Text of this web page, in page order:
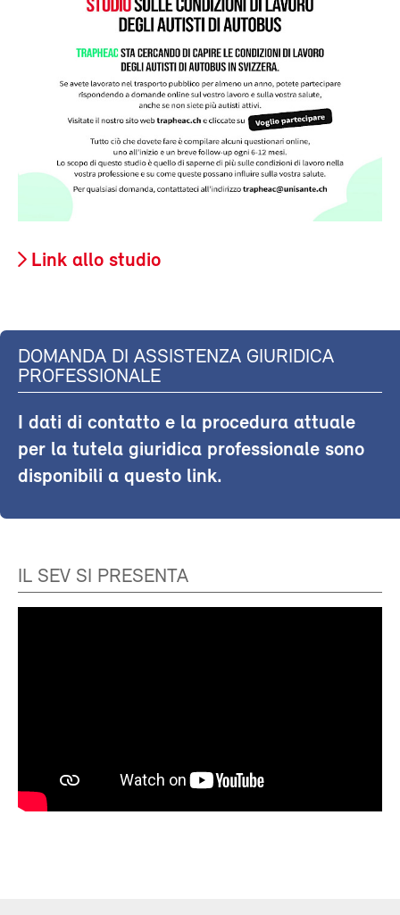
Link allo studio
DOMANDA DI ASSISTENZA GIURIDICA
PROFESSIONALE
I dati di contatto e la procedura attuale
per la tutela giuridica professionale sono
disponibili a questo link.
IL SEV SI PRESENTA